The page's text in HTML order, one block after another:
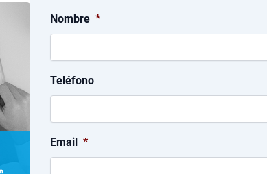
Nombre *
Teléfono
Email *